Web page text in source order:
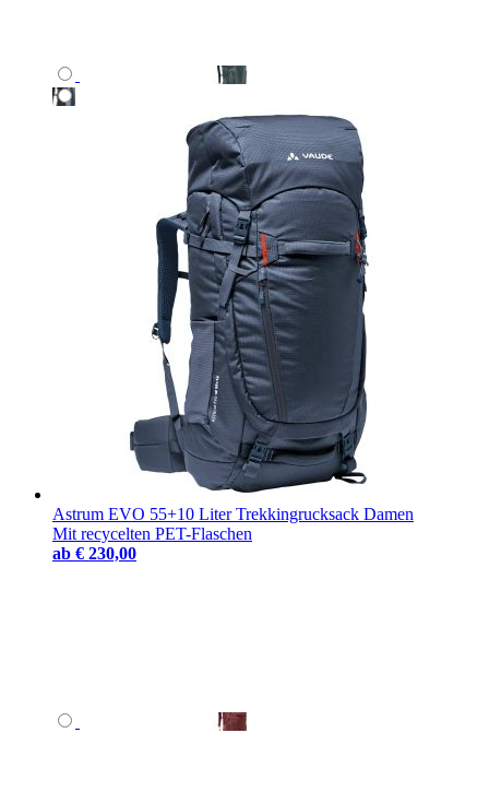
Astrum EVO 55+10 Liter Trekkingrucksack Damen
Mit recycelten PET-Flaschen
ab € 230,00